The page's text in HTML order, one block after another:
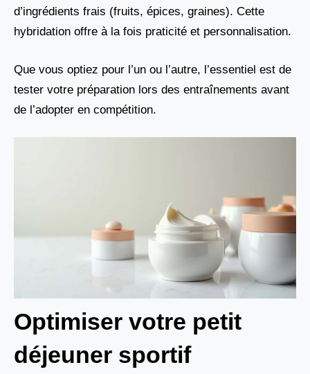
d’ingrédients frais (fruits, épices, graines). Cette
hybridation offre à la fois praticité et personnalisation.
Que vous optiez pour l’un ou l’autre, l’essentiel est de
tester votre préparation lors des entraînements avant
de l’adopter en compétition.
Optimiser votre petit
déjeuner sportif